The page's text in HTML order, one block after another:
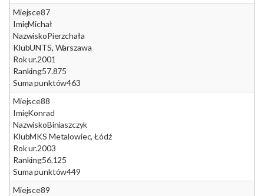
Miejsce87
ImięMichał
NazwiskoPierzchała
KlubUNTS, Warszawa
Rok ur.2001
Ranking57.875
Suma punktów463
Miejsce88
ImięKonrad
NazwiskoBiniaszczyk
KlubMKS Metalowiec, Łódź
Rok ur.2003
Ranking56.125
Suma punktów449
Miejsce89